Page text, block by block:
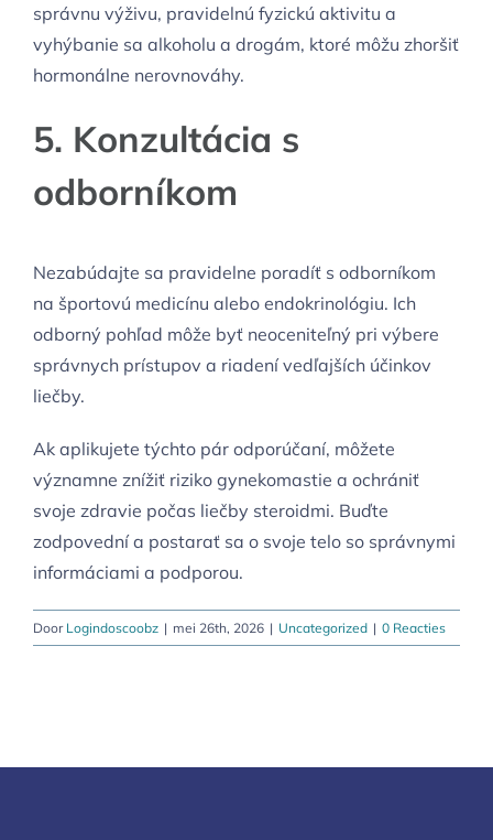
správnu výživu, pravidelnú fyzickú aktivitu a
vyhýbanie sa alkoholu a drogám, ktoré môžu zhoršiť
hormonálne nerovnováhy.
5. Konzultácia s
odborníkom
Nezabúdajte sa pravidelne poradíť s odborníkom
na športovú medicínu alebo endokrinológiu. Ich
odborný pohľad môže byť neoceniteľný pri výbere
správnych prístupov a riadení vedľajších účinkov
liečby.
Ak aplikujete týchto pár odporúčaní, môžete
významne znížiť riziko gynekomastie a ochrániť
svoje zdravie počas liečby steroidmi. Buďte
zodpovední a postarať sa o svoje telo so správnymi
informáciami a podporou.
Door Logindoscoobz | mei 26th, 2026 | Uncategorized | 0 Reacties